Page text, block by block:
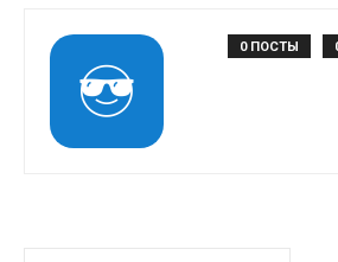
0 ПОСТЫ